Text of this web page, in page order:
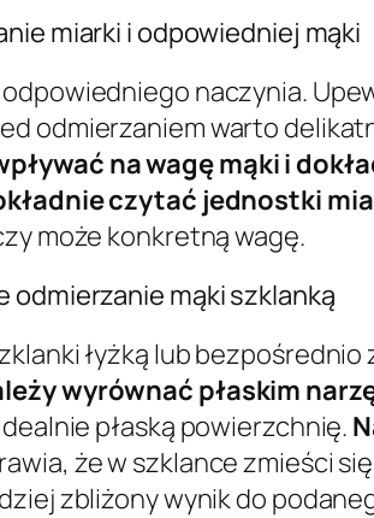
miarki i odpowiedniej mąki
naczynia.
odmierzaniem warto
na wagę mąki i
czytać jednostki
może konkretną wagę.
odmierzanie mąki szklanką
łyżką lub
wyrównać płaskim
płaską powierzchnię.
że w szklance zmieści
zbliżony wynik do